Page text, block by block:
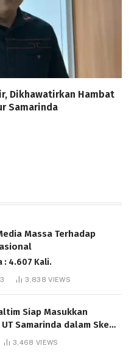
Dikhawatirkan Hambat
Samarinda
Massa Terhadap
: 4.607 Kali.
3,838VIEWS
Siap Masukkan
Samarinda dalam Skema
Gratispol
3,468 VIEWS